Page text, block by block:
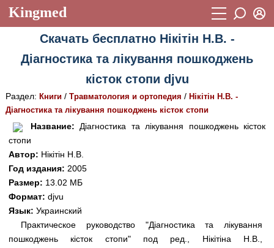
Kingmed
Учебный материал
Видеогалерея 899
Истории болезней 1268
Лекции и презентации
Аккредитационные тесты
Методические рекомендации
Научно-популярное
Статьи
Восстановить пароль
Регистрация
Скачать бесплатно Нікітін Н.В. -
Діагностика та лікування пошкоджень
кісток стопи djvu
Раздел: Книги/ Травматология и ортопедия / Нікітін Н.В. -
Діагностика та лікування пошкоджень кісток стопи
Название: Діагностика та лікування пошкоджень кісток
стопи
Автор: Нікітін Н.В.
Год издания: 2005
Размер: 13.02 МБ
Формат: djvu
Язык: Украинский
Практическое руководство "Діагностика та лікування
пошкоджень кісток стопи" под ред., Нікітіна Н.В.,